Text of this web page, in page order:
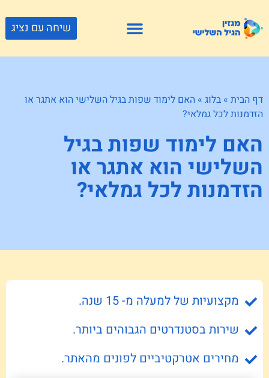
שיחה עם נציג
דף הבית » בלוג » האם לימוד שפות בגיל השלישי הוא אתגר או
הזדמנות לכל גמלאי?
האם לימוד שפות בגיל
השלישי הוא אתגר או
הזדמנות לכל גמלאי?
מקצועיות של למעלה מ- 15 שנה.
שירות בסטנדרטים הגבוהים ביותר.
מחירים אטרקטיביים לפונים מהאתר.